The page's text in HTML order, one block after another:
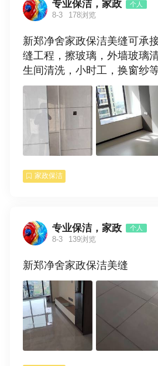
专业保洁，家政 个人
8-3 178浏览
新郑净舍家政保洁美缝可承
缝工程，擦玻璃，外墙玻璃
生间清洗，小时工，换窗纱
家政保洁
专业保洁，家政 个人
8-3 139浏览
新郑净舍家政保洁美缝